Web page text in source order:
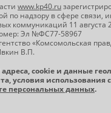
www.kp40.ru
по надзору в сфере связи,
коммуникаций 11 августа
Эл №ФС77-58967
«Комсомольская
В.П.
cookie и данные
условия использования
персональных данных.